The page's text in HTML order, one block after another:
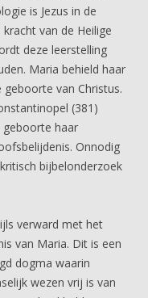
is Jezus in de
van de Heilige
deze leerstelling
Maria behield haar
van Christus.
(381)
geboorte haar
Onnodig
bijbelonderzoek
verward met het
van Maria. Dit is een
dogma waarin
wezen vrij is van